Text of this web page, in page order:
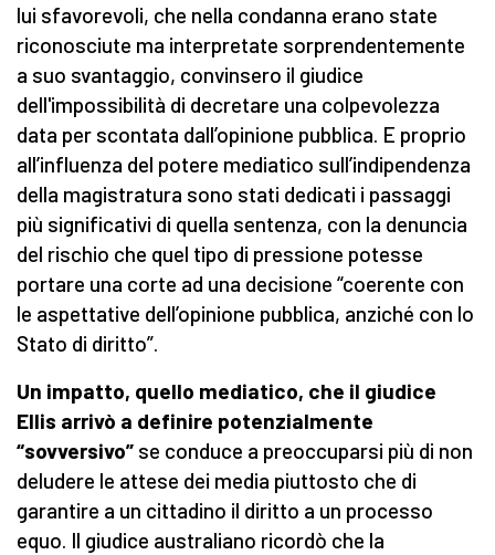
lui sfavorevoli, che nella condanna erano state
riconosciute ma interpretate sorprendentemente
a suo svantaggio, convinsero il giudice
dell'impossibilità di decretare una colpevolezza
data per scontata dall’opinione pubblica. E proprio
all’influenza del potere mediatico sull’indipendenza
della magistratura sono stati dedicati i passaggi
più significativi di quella sentenza, con la denuncia
del rischio che quel tipo di pressione potesse
portare una corte ad una decisione “coerente con
le aspettative dell’opinione pubblica, anziché con lo
Stato di diritto”.
Un impatto, quello mediatico, che il giudice
Ellis arrivò a definire potenzialmente
“sovversivo” se conduce a preoccuparsi più di non
deludere le attese dei media piuttosto che di
garantire a un cittadino il diritto a un processo
equo. Il giudice australiano ricordò che la